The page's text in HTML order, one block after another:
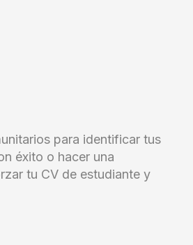
para identificar tus
éxito o hacer una
tu CV de estudiante y